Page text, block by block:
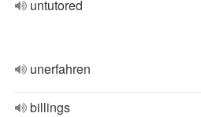
untutored
unerfahren
billings